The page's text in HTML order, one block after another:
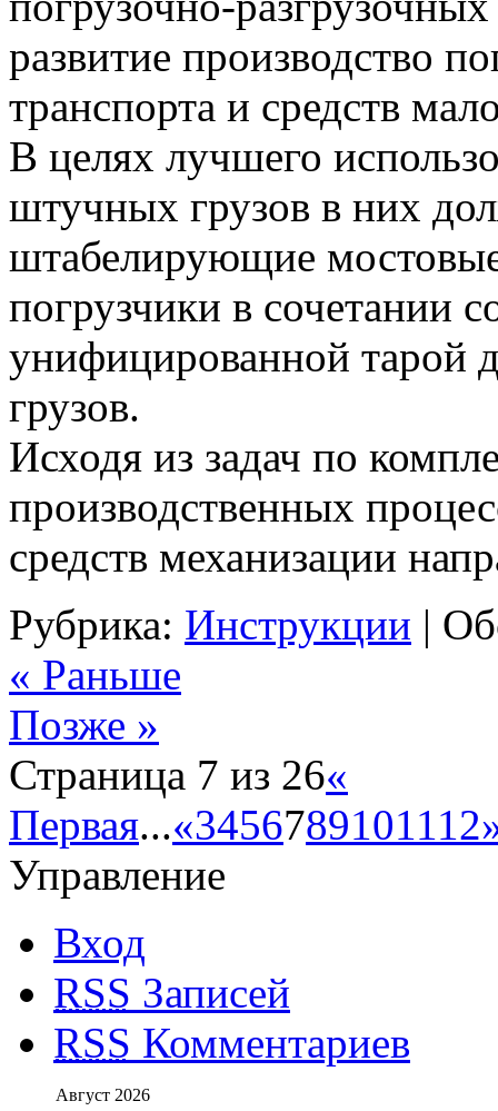
развитие производство
транспорта и средств
В целях лучшего
штучных грузов в них
штабелирующие
погрузчики в сочетании
унифицированной тарой
грузов.
Исходя из задач по
производственных
средств механизации
Рубрика: Инструкции |
« Раньше
Позже »
Страница 7 из 26«
Первая...«3456789101112
Управление
Вход
RSS Записей
RSS Комментариев
Август 2026